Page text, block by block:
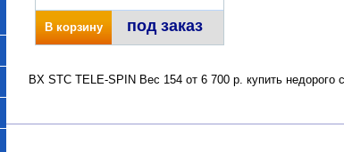
В корзину под заказ
BX STC TELE-SPIN Вес 154 от 6 700 р. купить